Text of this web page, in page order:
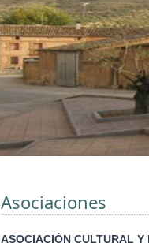
Asociaciones
ASOCIACIÓN CULTURAL Y